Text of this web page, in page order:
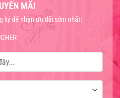
MÃI
ký để nhận ưu đãi sớm nhất!